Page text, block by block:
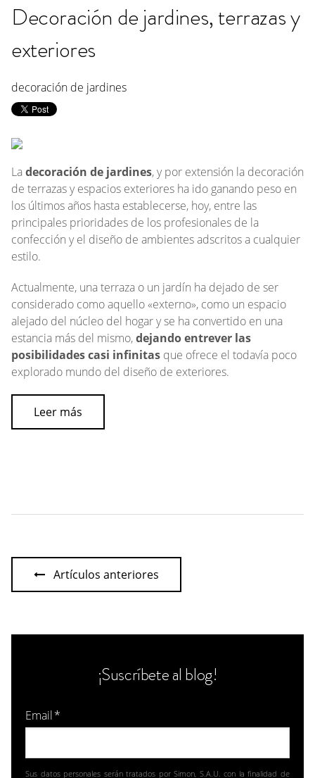
Decoración de jardines, terrazas y
exteriores
decoración de jardines
Ladecoración de jardines, y por extensión la decoración
de terrazas y espacios exteriores ha ido ganando peso en
los últimos años hasta establecerse, hoy, entre las
principales prioridades de los profesionales de la
confección y el diseño de ambientes adscritos a cualquier
estilo.
Actualmente, una terraza o un jardín ha dejado de ser
considerado como aquello «externo», como un espacio
alejado del núcleo del hogar y se ha convertido en una
estancia más del mismo,dejando entrever las
posibilidades casi infinitas que ofrece el todavía poco
explorado mundo del diseño de exteriores.
Leer más
Artículos anteriores
¡Suscríbete al blog!
Email*
Sus datos personales serán tratados por Simon, S.A.U. con la finalidad de